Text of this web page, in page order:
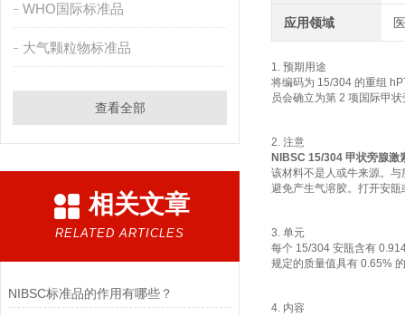
WHO国际标准品
大气颗粒物标准品
查看全部
相关文章
RELATED ARTICLES
NIBSC标准品的作用有哪些？
应用领域
1. 预期用途
将编码为 15/304 的重组
员会确立为第 2 项国际甲
2. 注意
NIBSC 15/304 甲状旁腺激
该材料不是人或牛来源。
避免产生气溶胶。打开安
3. 单元
每个 15/304 安瓿含有
规定的质量值具有 0.65%
4. 内容